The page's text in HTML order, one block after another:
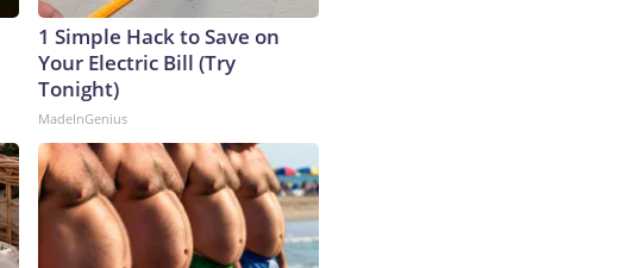
1 Simple Hack to Save on
Your Electric Bill (Try
Tonight)
MadeInGenius